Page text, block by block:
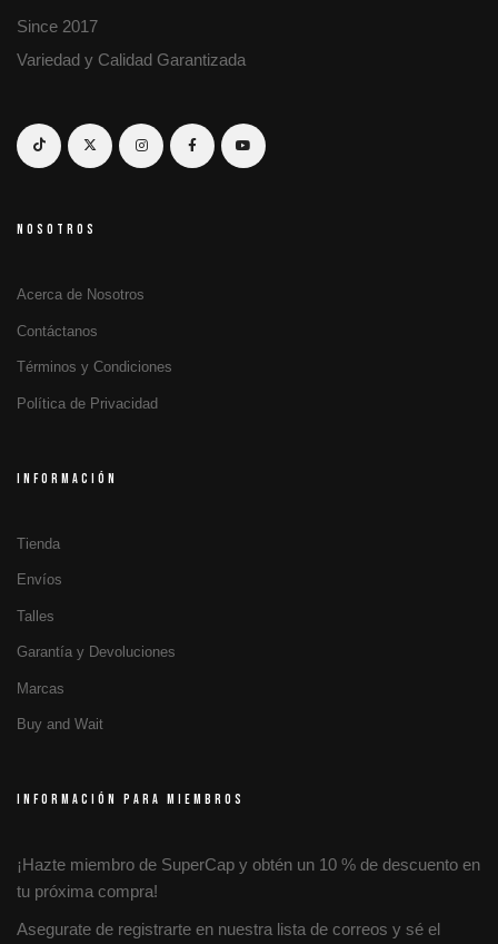
Since 2017
Variedad y Calidad Garantizada
NOSOTROS
Acerca de Nosotros
Contáctanos
Términos y Condiciones
Política de Privacidad
INFORMACIÓN
Tienda
Envíos
Talles
Garantía y Devoluciones
Marcas
Buy and Wait
INFORMACIÓN PARA MIEMBROS
¡Hazte miembro de SuperCap y obtén un 10 % de descuento en
tu próxima compra!
Asegurate de registrarte en nuestra lista de correos y sé el